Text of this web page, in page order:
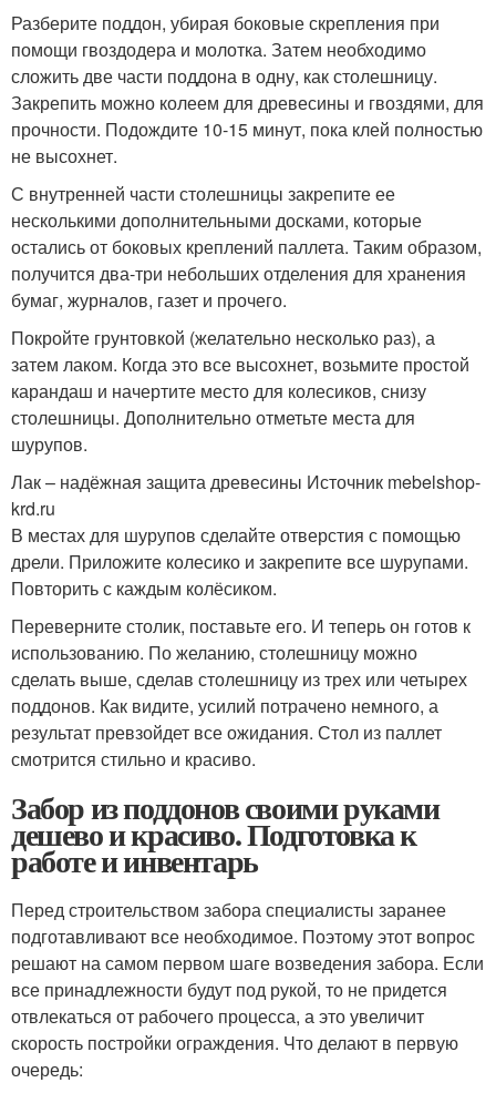
Разберите поддон, убирая боковые скрепления при
помощи гвоздодера и молотка. Затем необходимо
сложить две части поддона в одну, как столешницу.
Закрепить можно колеем для древесины и гвоздями, для
прочности. Подождите 10-15 минут, пока клей полностью
не высохнет.
С внутренней части столешницы закрепите ее
несколькими дополнительными досками, которые
остались от боковых креплений паллета. Таким образом,
получится два-три небольших отделения для хранения
бумаг, журналов, газет и прочего.
Покройте грунтовкой (желательно несколько раз), а
затем лаком. Когда это все высохнет, возьмите простой
карандаш и начертите место для колесиков, снизу
столешницы. Дополнительно отметьте места для
шурупов.
Лак – надёжная защита древесины Источник mebelshop-
krd.ru
В местах для шурупов сделайте отверстия с помощью
дрели. Приложите колесико и закрепите все шурупами.
Повторить с каждым колёсиком.
Переверните столик, поставьте его. И теперь он готов к
использованию. По желанию, столешницу можно
сделать выше, сделав столешницу из трех или четырех
поддонов. Как видите, усилий потрачено немного, а
результат превзойдет все ожидания. Стол из паллет
смотрится стильно и красиво.
Забор из поддонов своими руками
дешево и красиво. Подготовка к
работе и инвентарь
Перед строительством забора специалисты заранее
подготавливают все необходимое. Поэтому этот вопрос
решают на самом первом шаге возведения забора. Если
все принадлежности будут под рукой, то не придется
отвлекаться от рабочего процесса, а это увеличит
скорость постройки ограждения. Что делают в первую
очередь: